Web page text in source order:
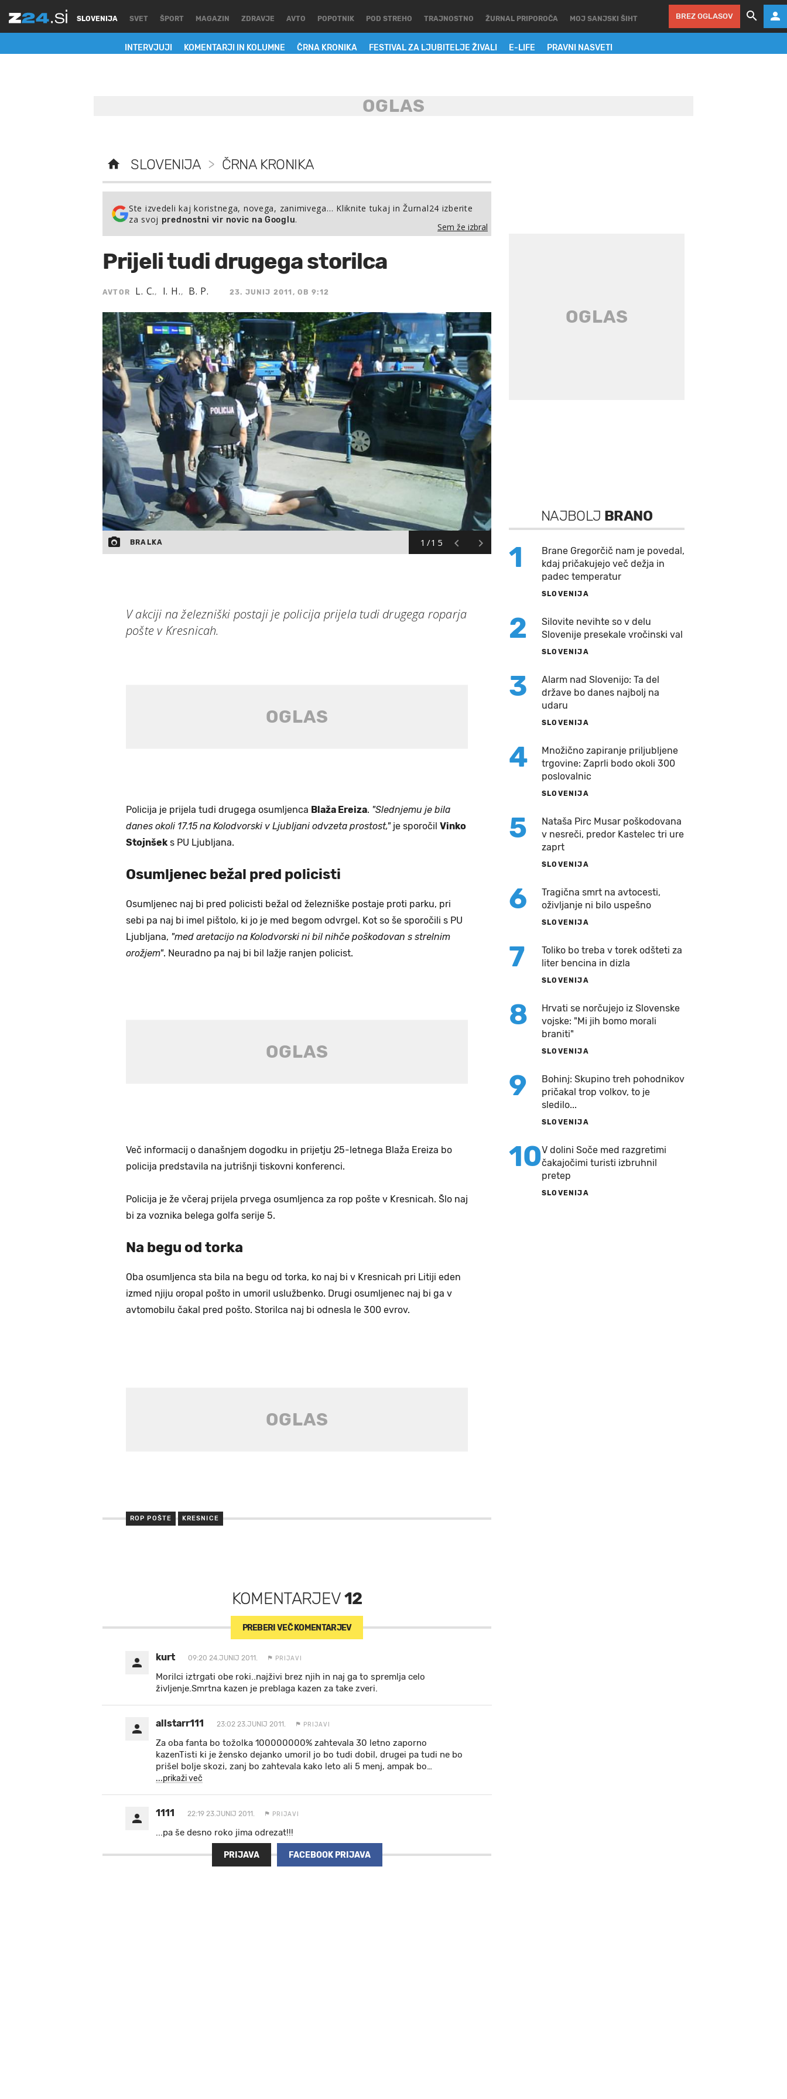
SLOVENIJA
INTERVJUJI KOMENTARJI IN KOLUMNE ČRNA KRONIKA FESTIVAL ZA LJUBITELJE ŽIVALI E-LIFE PRAVNI NASVETI
SVET ŠPORT MAGAZIN ZDRAVJE AVTO POPOTNIK POD STREHO TRAJNOSTNO ŽURNAL PRIPOROČA MOJ SANJSKI ŠIHT BREZ OGLASOV
SLOVENIJA > ČRNA KRONIKA
Ste izvedeli kaj koristnega, novega, zanimivega… Kliknite tukaj in Žurnal24 izberite
za svoj prednostni vir novic na Googlu.
Sem že izbral
Prijeli tudi drugega storilca
AVTOR L. C., I. H., B. P. 23. JUNIJ 2011, OB 9:12
1/15
BRALKA
V akciji na železniški postaji je policija prijela tudi drugega roparja
pošte v Kresnicah.
Policija je prijela tudi drugega osumljenca Blaža Ereiza. "Slednjemu je bila
danes okoli 17.15 na Kolodvorski v Ljubljani odvzeta prostost,"je sporočil Vinko
Stojnšek s PU Ljubljana.
Osumljenec bežal pred policisti
Osumljenec naj bi pred policisti bežal od železniške postaje proti parku, pri
sebi pa naj bi imel pištolo, ki jo je med begom odvrgel. Kot so še sporočili s PU
Ljubljana, "med aretacijo na Kolodvorski ni bil nihče poškodovan s strelnim
orožjem". Neuradno pa naj bi bil lažje ranjen policist.
Več informacij o današnjem dogodku in prijetju 25-letnega Blaža Ereiza bo
policija predstavila na jutrišnji tiskovni konferenci.
Policija je že včeraj prijela prvega osumljenca za rop pošte v Kresnicah. Šlo naj
bi za voznika belega golfa serije 5.
Na begu od torka
Oba osumljenca sta bila na begu od torka, ko naj bi v Kresnicah pri Litiji eden
izmed njiju oropal pošto in umoril uslužbenko. Drugi osumljenec naj bi ga v
avtomobilu čakal pred pošto. Storilca naj bi odnesla le 300 evrov.
ROP POŠTE KRESNICE
KOMENTARJEV12
PREBERI VEČ KOMENTARJEV
kurt 09:20 24.JUNIJ 2011. PRIJAVI
Morilci iztrgati obe roki..najživi brez njih in naj ga to spremlja celo
življenje.Smrtna kazen je preblaga kazen za take zveri.
allstarr111 23:02 23.JUNIJ 2011. PRIJAVI
Za oba fanta bo tožolka 100000000% zahtevala 30 letno zaporno
kazenTisti ki je žensko dejanko umoril jo bo tudi dobil, drugei pa tudi ne bo
prišel bolje skozi, zanj bo zahtevala kako leto ali 5 menj, ampak bo…
...prikaži več
1111 22:19 23.JUNIJ 2011. PRIJAVI
...pa še desno roko jima odrezat!!!
PRIJAVA FACEBOOK PRIJAVA
NAJBOLJ BRANO
1
Brane Gregorčič nam je povedal,
kdaj pričakujejo več dežja in
padec temperatur
SLOVENIJA
2
Silovite nevihte so v delu
Slovenije presekale vročinski val
SLOVENIJA
3
Alarm nad Slovenijo: Ta del
države bo danes najbolj na
udaru
SLOVENIJA
4
Množično zapiranje priljubljene
trgovine: Zaprli bodo okoli 300
poslovalnic
SLOVENIJA
5
Nataša Pirc Musar poškodovana
v nesreči, predor Kastelec tri ure
zaprt
SLOVENIJA
6
Tragična smrt na avtocesti,
oživljanje ni bilo uspešno
SLOVENIJA
7
Toliko bo treba v torek odšteti za
liter bencina in dizla
SLOVENIJA
8
Hrvati se norčujejo iz Slovenske
vojske: "Mi jih bomo morali
braniti"
SLOVENIJA
9
Bohinj: Skupino treh pohodnikov
pričakal trop volkov, to je
sledilo...
SLOVENIJA
10V dolini Soče med razgretimi
čakajočimi turisti izbruhnil
pretep
SLOVENIJA